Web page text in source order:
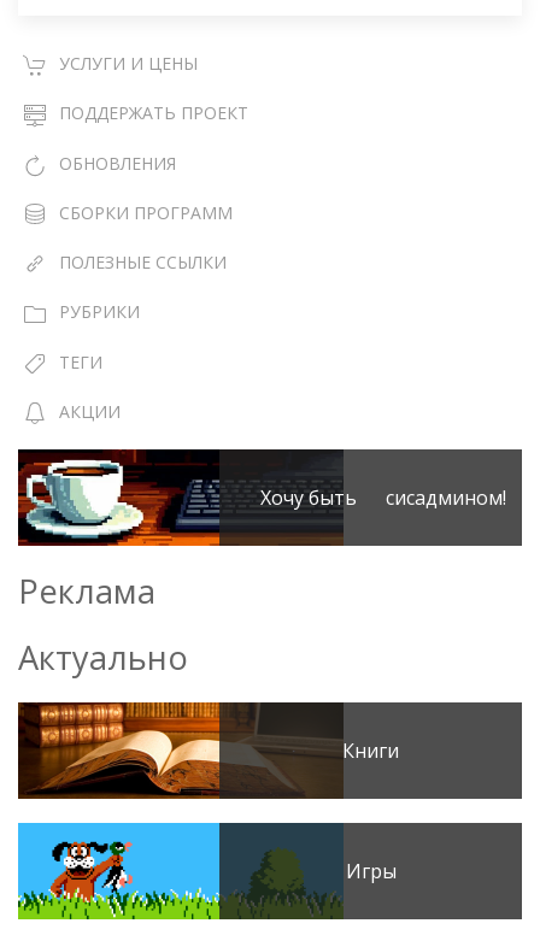
УСЛУГИ И ЦЕНЫ
ПОДДЕРЖАТЬ ПРОЕКТ
ОБНОВЛЕНИЯ
СБОРКИ ПРОГРАММ
ПОЛЕЗНЫЕ ССЫЛКИ
РУБРИКИ
ТЕГИ
АКЦИИ
Хочу быть сисадмином!
Реклама
Актуально
Книги
Игры